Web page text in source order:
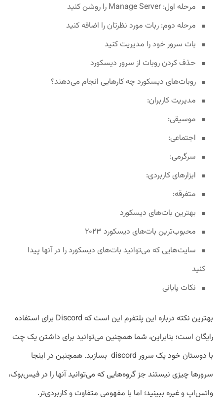
مرحله اول: Manage Server را روشن کنید
مرحله دوم: ربات مورد نظرتان را اضافه کنید
بات سرور خود را مدیریت کنید
حذف‌ کردن روبات از سرور دیسکورد
روبات‌های دیسکورد چه کارهایی انجام می‌دهند؟
مدیریت کاربران:
موسیقی:
اجتماعی:
سرگرمی:
ابزارهای کاربردی:
متفرقه:
بهترین بات‌های دیسکورد
محبوب‌ترین بات‌های دیسکورد ۲۰۲۳
سایت‌هایی که می‌توانید بات‌های دیسکورد را در آنها پیدا
کنید
نکات پایانی
بهترین نکته درباره این پلتفرم این است که Discord برای استفاده
رایگان است؛ بنابراین، شما همچنین می‌توانید برای داشتن یک چت
با دوستان خود یک سرور discord بسازید. همچنین در اینجا
سرورها چیزی نیستند جز گروه‌هایی که می‌توانید آنها را در فیس‌بوک،
واتس‌اپ و غیره ببینید؛ اما با مفهومی متفاوت و کاربردی‌تر.